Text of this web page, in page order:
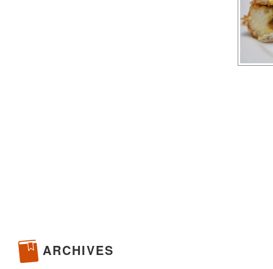
ARCHIVES